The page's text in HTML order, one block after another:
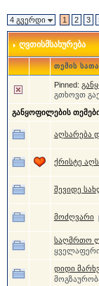
4 გვერდი 1 2 3
ღვთისმსახურება
თემის
Pinned:
გთხოვთ
განყოფილების
აღსარება
ქრისტე
შევიდე
მოძღვარი
საღმრთო
ყველაფერი
დიდი